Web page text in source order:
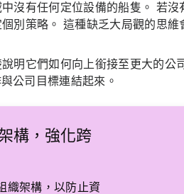
沒有任何定位設備的船隻。 若沒
別策略。 這種缺乏大局觀的思維
明它們如何向上銜接至更大的公
公司目標連結起來。
構，強化跨
織架構，以防止資